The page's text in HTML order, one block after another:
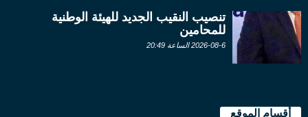
تنصيب النقيب الجديد للهيئة الوطنية
للمحامين
2026-08-6 الساعة 20:49
أقسام الموقع